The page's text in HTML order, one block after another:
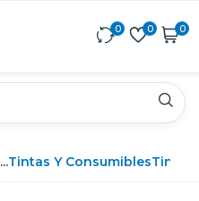
0 0 0
...Tintas Y ConsumiblesTintas